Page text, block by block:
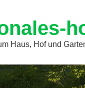
Haus, Hof und